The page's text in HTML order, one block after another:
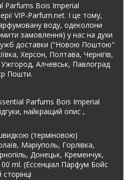
Parfums Bois Imperial
VIP-Parfum.net. І це тому,
воду, одеколони
замовлення) у нас на духи
доставки ("Новою Поштою"
Херсон, Полтава, Чернігів,
Ужгород, Алчевськ, Павлоград
Пошти.
Parfums Bois Imperial
найкращий опис ,
(терміновою)
Маріуполь, Горлівка,
Донецьк, Кременчук,
ml. (Ессенціал Парфум Бойс